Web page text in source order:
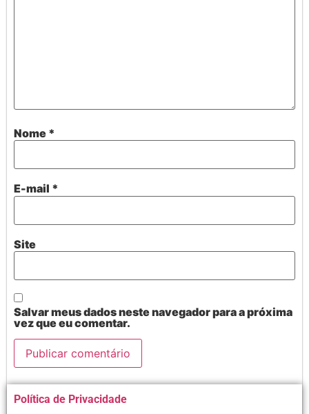
Nome *
E-mail *
Site
Salvar meus dados neste navegador para a próxima
vez que eu comentar.
Alternative:
Política de Privacidade